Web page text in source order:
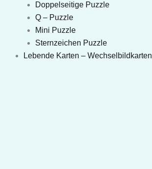
Doppelseitige Puzzle
Q – Puzzle
Mini Puzzle
Sternzeichen Puzzle
Lebende Karten – Wechselbildkarten